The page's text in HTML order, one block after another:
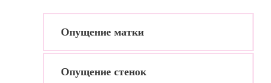
Опущение матки
Опущение стенок